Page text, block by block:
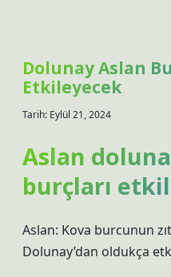
Dolunay Aslan
Etkileyecek
Tarih: Eylül 21, 2024
Aslan
burçları
Aslan: Kova burcunun
Dolunay’dan oldukça